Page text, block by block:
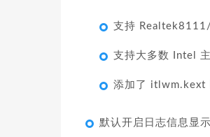
支持
支持大多数 Intel
添加了 itlwm.kext
默认开启日志信息显